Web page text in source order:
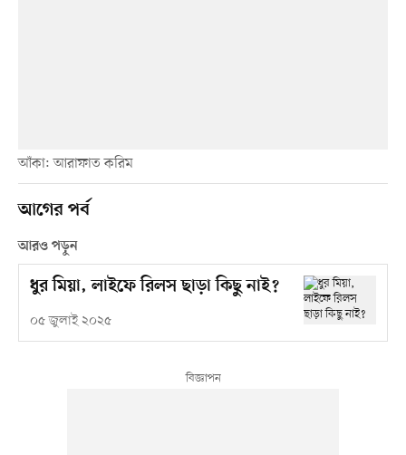
আঁকা: আরাফাত করিম
আগের পর্ব
আরও পড়ুন
ধুর মিয়া, লাইফে রিলস ছাড়া কিছু নাই?
০৫ জুলাই ২০২৫